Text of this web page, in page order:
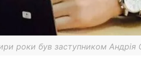
роки був заступником